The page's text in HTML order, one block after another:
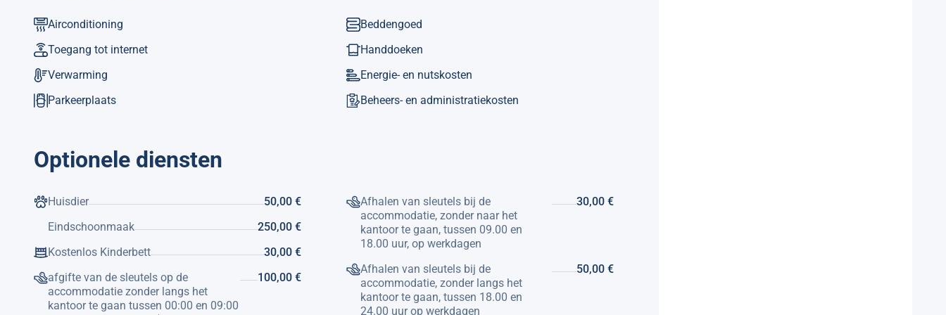
Airconditioning
Toegang tot internet
Verwarming
Parkeerplaats
Beddengoed
Handdoeken
Energie- en nutskosten
Beheers- en administratiekosten
Optionele diensten
Huisdier
50,00 €
Eindschoonmaak
250,00 €
Kostenlos Kinderbett
30,00 €
afgifte van de sleutels op de
accommodatie zonder langs het
kantoor te gaan tussen 00:00 en 09:00
100,00 €
Afhalen van sleutels bij de
accommodatie, zonder naar het
kantoor te gaan, tussen 09.00 en
18.00 uur, op werkdagen
30,00 €
Afhalen van sleutels bij de
accommodatie, zonder langs het
kantoor te gaan, tussen 18.00 en
24.00 uur op werkdagen
50,00 €